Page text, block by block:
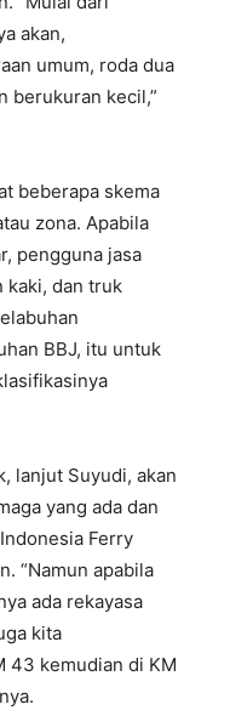
akan,
umum, roda dua
berukuran kecil,”
beberapa skema
zona. Apabila
pengguna jasa
kaki, dan truk
BBJ, itu untuk
lanjut Suyudi, akan
yang ada dan
Ferry
“Namun apabila
ada rekayasa
kita
43 kemudian di KM